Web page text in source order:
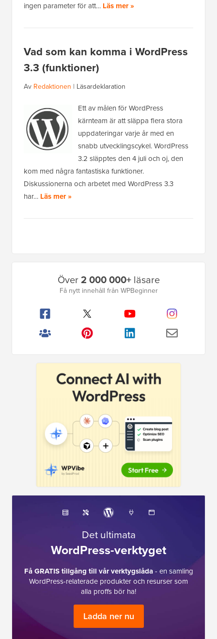
ingen parameter för att… Läs mer »
Vad som kan komma i WordPress
3.3 (funktioner)
Av Redaktionen | Läsardeklaration
Ett av målen för WordPress
kärnteam är att släppa flera stora
uppdateringar varje år med en
snabb utvecklingscykel. WordPress
3.2 släpptes den 4 juli och oj, den
kom med några fantastiska funktioner.
Diskussionerna och arbetet med WordPress 3.3
har… Läs mer »
Över2 000 000+läsare
Få nytt innehåll från WPBeginner
Det ultimata
WordPress-verktyget
Få GRATIS tillgång till vår verktygslåda- en samling
WordPress-relaterade produkter och resurser som
alla proffs bör ha!
Ladda ner nu